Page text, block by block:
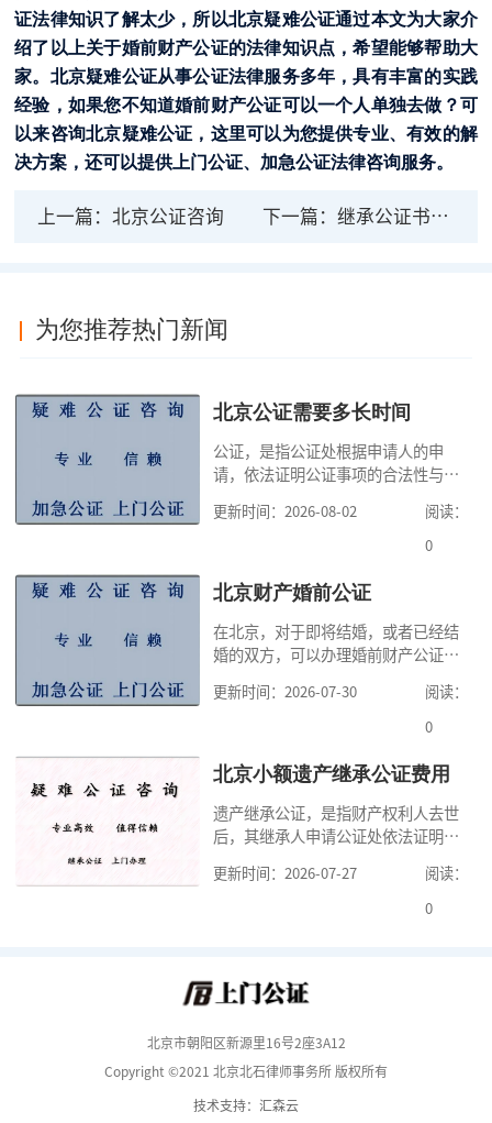
证法律知识了解太少，所以北京疑难公证通过本文为大家介
绍了以上关于婚前财产公证的法律知识点，希望能够帮助大
家。北京疑难公证从事公证法律服务多年，具有丰富的实践
经验，如果您不知道婚前财产公证可以一个人单独去做？可
以来咨询北京疑难公证，这里可以为您提供专业、有效的解
决方案，还可以提供上门公证、加急公证法律咨询服务。
上一篇： 北京公证咨询 下一篇： 继承公证书的法律效力及时效
为您推荐热门新闻
北京公证需要多长时间
公证，是指公证处根据申请人的申
请，依法证明公证事项的合法性与真
高公证事项的效力，固定证据，但是
很多人不知道在北京办理公证需要多
家，办理公证的时候除了需要按照公
道北京公证需要什么材料,北京公证需
要多少钱？北京公
更新时间：2026-08-02
阅读：
0
北京财产婚前公证
在北京，对于即将结婚，或者已经结
婚的双方，可以办理婚前财产公证，
式，可以避免个人财产引发的纠纷，
但是，在北京办理婚前财产公证，除
料外，公证咨询告诉大家，我们有必
京婚前财产公证机构？了解这些不仅
有利于我们根
更新时间：2026-07-30
阅读：
0
北京小额遗产继承公证费用
遗产继承公证，是指财产权利人去世
后，其继承人申请公证处依法证明继
的证明活动。通过公证，继承人可以
拿着享有继承权的公证书办理遗产过
费。我们在办理继承公证的时候，需
更新时间：2026-07-27
阅读：
0
北京市朝阳区新源里16号2座3A12
Copyright ©2021 北京北石律师事务所 版权所有
技术支持：汇森云